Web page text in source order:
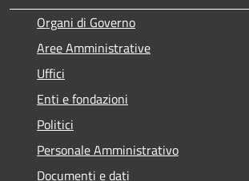
Organi di Governo
Aree Amministrative
Uffici
Enti e fondazioni
Politici
Personale Amministrativo
Documenti e dati